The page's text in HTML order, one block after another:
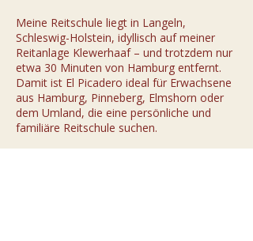
Meine Reitschule liegt in Langeln,
Schleswig-Holstein, idyllisch auf meiner
Reitanlage Klewerhaaf – und trotzdem nur
etwa 30 Minuten von Hamburg entfernt.
Damit ist El Picadero ideal für Erwachsene
aus Hamburg, Pinneberg, Elmshorn oder
dem Umland, die eine persönliche und
familiäre Reitschule suchen.